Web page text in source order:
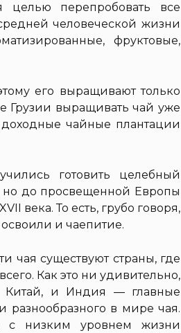
целью перепробовать все
человеческой жизни
фруктовые,
его выращивают только
Грузии выращивать чай уже
чайные плантации
готовить целебный
до просвещенной Европы
века. То есть, грубо говоря,
и чаепитие.
чая существуют страны, где
Как это ни удивительно,
Китай, и Индия — главные
разнообразного в мире чая.
с низким уровнем жизни